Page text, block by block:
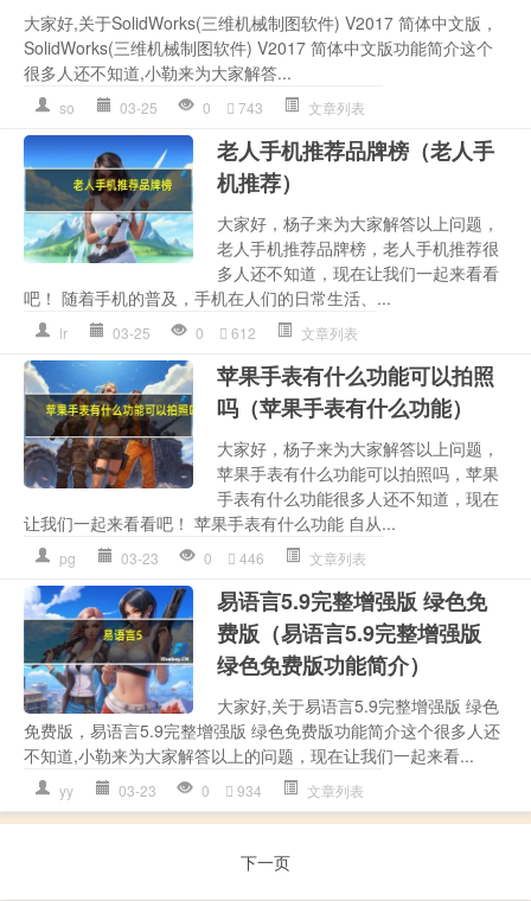
大家好,关于SolidWorks(三维机械制图软件) V2017 简体中文版，
SolidWorks(三维机械制图软件) V2017 简体中文版功能简介这个
很多人还不知道,小勒来为大家解答...
so 03-25 0 743 文章列表
老人手机推荐品牌榜（老人手
机推荐）
大家好，杨子来为大家解答以上问题，
老人手机推荐品牌榜，老人手机推荐很
多人还不知道，现在让我们一起来看看
吧！ 随着手机的普及，手机在人们的日常生活、...
lr 03-25 0 612 文章列表
苹果手表有什么功能可以拍照
吗（苹果手表有什么功能）
大家好，杨子来为大家解答以上问题，
苹果手表有什么功能可以拍照吗，苹果
手表有什么功能很多人还不知道，现在
让我们一起来看看吧！ 苹果手表有什么功能 自从...
pg 03-23 0 446 文章列表
易语言5.9完整增强版 绿色免
费版（易语言5.9完整增强版
绿色免费版功能简介）
大家好,关于易语言5.9完整增强版 绿色
免费版，易语言5.9完整增强版 绿色免费版功能简介这个很多人还
不知道,小勒来为大家解答以上的问题，现在让我们一起来看...
yy 03-23 0 934 文章列表
下一页